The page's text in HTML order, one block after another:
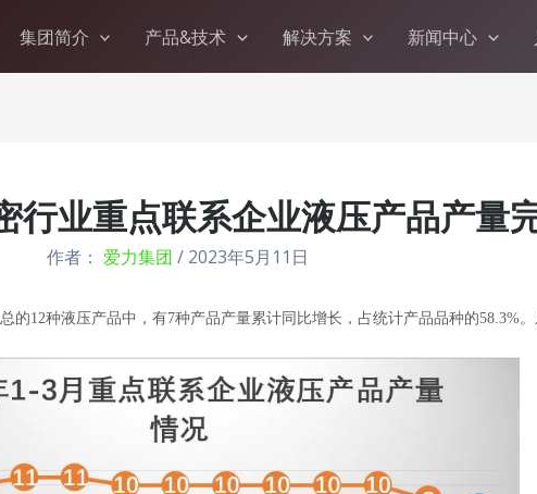
集团简介 产品&技术 解决方案 新闻中心
行业重点联系企业液压产品产量
作者： 爱力集团 / 2023年5月11日
的12种液压产品中，有7种产品产量累计同比增长，占统计产品品种的58.3%